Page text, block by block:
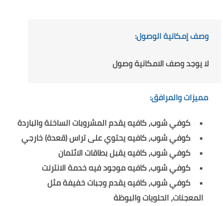
وصف إمكانية الوصول:
لا يوجد وصف الامكانية وصول
مميزات والمرافق:
كوفي شوب، كافيه يقدم المشروبات الساخنة والباردة
كوفي شوب، كافيه يحتوي على تراس (قعدة) خارجي
كوفي شوب، كافيه يقبل بطاقات الائتمان
كوفي شوب، كافيه موجود فيه خدمة الانترنت
كوفي شوب، كافيه يقدم وجبات خفيفة مثل
المعجنات، الحلويات والبوظة